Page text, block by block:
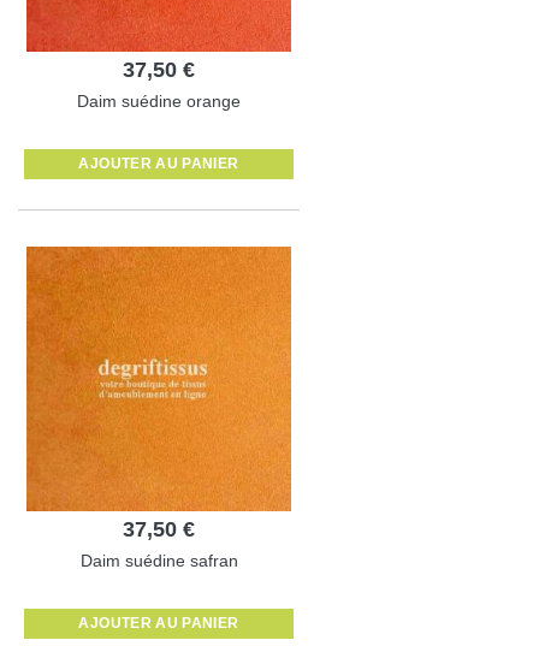
37,50 €
Daim suédine orange
AJOUTER AU PANIER
37,50 €
Daim suédine safran
AJOUTER AU PANIER